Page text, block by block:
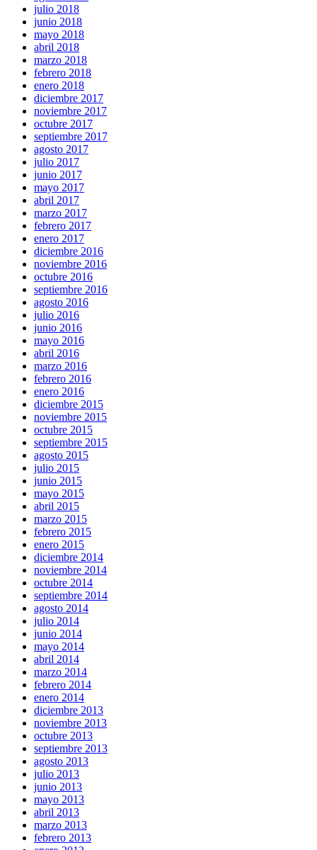
julio 2018
junio 2018
mayo 2018
abril 2018
marzo 2018
febrero 2018
enero 2018
diciembre 2017
noviembre 2017
octubre 2017
septiembre 2017
agosto 2017
julio 2017
junio 2017
mayo 2017
abril 2017
marzo 2017
febrero 2017
enero 2017
diciembre 2016
noviembre 2016
octubre 2016
septiembre 2016
agosto 2016
julio 2016
junio 2016
mayo 2016
abril 2016
marzo 2016
febrero 2016
enero 2016
diciembre 2015
noviembre 2015
octubre 2015
septiembre 2015
agosto 2015
julio 2015
junio 2015
mayo 2015
abril 2015
marzo 2015
febrero 2015
enero 2015
diciembre 2014
noviembre 2014
octubre 2014
septiembre 2014
agosto 2014
julio 2014
junio 2014
mayo 2014
abril 2014
marzo 2014
febrero 2014
enero 2014
diciembre 2013
noviembre 2013
octubre 2013
septiembre 2013
agosto 2013
julio 2013
junio 2013
mayo 2013
abril 2013
marzo 2013
febrero 2013